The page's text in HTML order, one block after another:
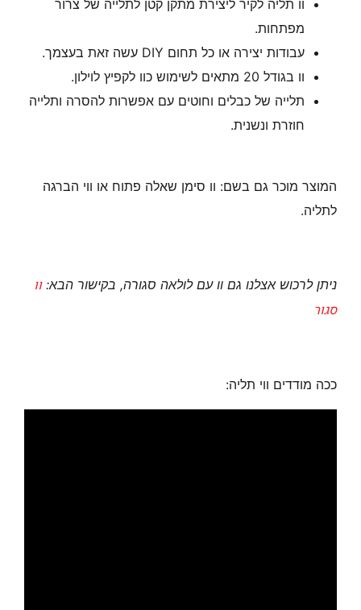
וו תליה לקיר ליצירת מתקן קטן לתלייה של צרור
מפתחות.
עבודות יצירה או כל תחום DIY עשה זאת בעצמך.
וו בגודל 20 מתאים לשימוש כוו לקפיץ לוילון.
תלייה של כבלים וחוטים עם אפשרות להסרה ותלייה
חוזרת ונשנית.
המוצר מוכר גם בשם: וו סימן שאלה פתוח או ווי הברגה
לתליה.
ניתן לרכוש אצלנו גם וו עם לולאה סגורה, בקישור הבא:וו
סגור
ככה מודדים ווי תליה: